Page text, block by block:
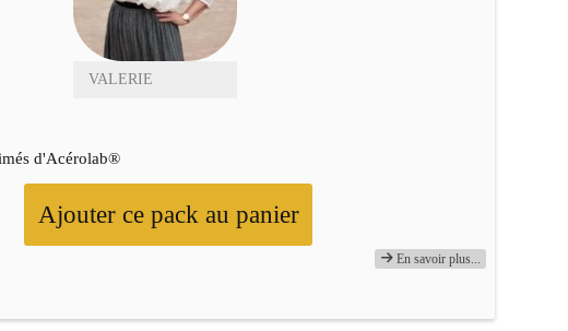
VALERIE
d'Acérolab®
Ajouter ce pack au panier
En savoir plus...